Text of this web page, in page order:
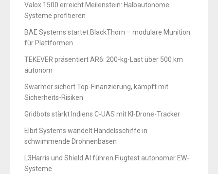
Valox 1500 erreicht Meilenstein: Halbautonome
Systeme profitieren
BAE Systems startet BlackThorn – modulare Munition
für Plattformen
TEKEVER präsentiert AR6: 200-kg-Last über 500 km
autonom
Swarmer sichert Top-Finanzierung, kämpft mit
Sicherheits-Risiken
Gridbots stärkt Indiens C-UAS mit KI-Drone-Tracker
Elbit Systems wandelt Handelsschiffe in
schwimmende Drohnenbasen
L3Harris und Shield AI führen Flugtest autonomer EW-
Systeme